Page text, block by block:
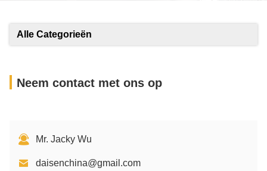
Alle Categorieën
Neem contact met ons op
Mr. Jacky Wu
daisenchina@gmail.com